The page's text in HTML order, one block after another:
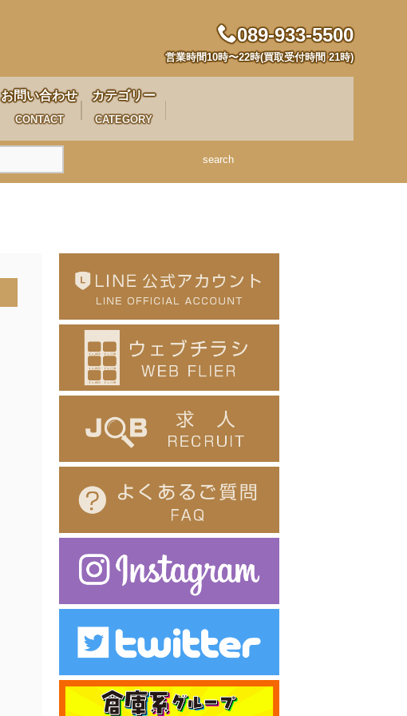
089-933-5500
営業時間10時〜22時(買取受付時間 21時)
お問い合わせ
CONTACT
カテゴリー
CATEGORY
search